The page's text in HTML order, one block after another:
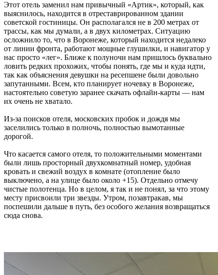
Этот отель заменил нам привычный «Артик», который, как
выяснилось, находится в отреставрированном здании
советской гостиницы. Он располагался не в 200 метрах от
трассы, как мы думали, а в двух километрах. Ситуацию
осложнило то, что в Воронеже, который находится недалеко
от линии фронта, работают мощные глушилки, и навигатор у
нас просто «лег». Ближе к полуночи нам пришлось буквально
ловить редких прохожих, чтобы понять, где мы и куда идти,
так как объяснения девушки на ресепшене были довольно
запутанными. Всем, кто планирует ночевку в Воронеже,
настоятельно советую заранее скачать офлайн-карты — нам
их очень не хватало.
Из-за поисков отеля, московских пробок и дождя мы
заселились только в полночь, полностью вымотанные
дорогой.
Что касается самого отеля, то положительными моментами
были лишь просторный двухкомнатный номер, удобная
кровать и свежий воздух в комнате (отопление было
выключено, а на улице было около +15). Отдельно отмечу
чистые полотенца. Но в целом, я так и не понял, за что этому
месту присвоили три звезды. Утром, позавтракав, мы
поспешили дальше в путь, без особого желания возвращаться
сюда снова.